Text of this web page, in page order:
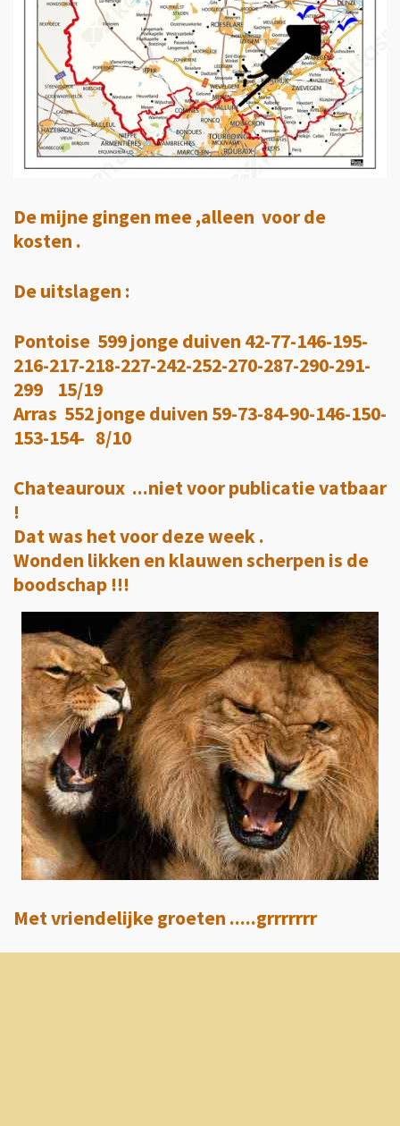
De mijne gingen mee ,alleen voor de
kosten .
De uitslagen :
Pontoise 599 jonge duiven 42-77-146-195-
216-217-218-227-242-252-270-287-290-291-
299 15/19
Arras 552 jonge duiven 59-73-84-90-146-150-
153-154- 8/10
Chateauroux ...niet voor publicatie vatbaar
!
Dat was het voor deze week .
Wonden likken en klauwen scherpen is de
boodschap !!!
Met vriendelijke groeten .....grrrrrrr